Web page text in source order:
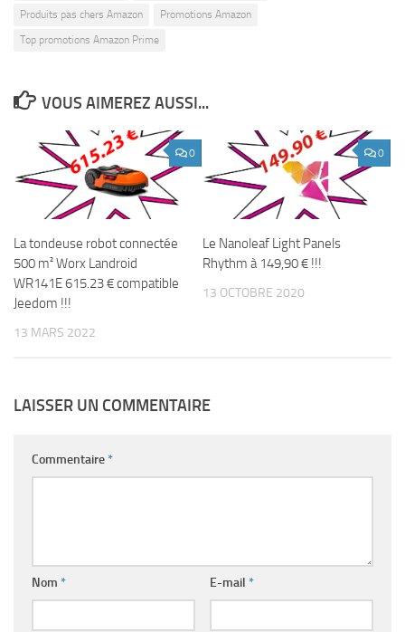
Produits pas chers Amazon
Promotions Amazon
Top promotions Amazon Prime
VOUS AIMEREZ AUSSI...
0
La tondeuse robot connectée
500 m² Worx Landroid
WR141E 615.23 € compatible
Jeedom !!!
13 MARS 2022
0
Le Nanoleaf Light Panels
Rhythm à 149,90 € !!!
13 OCTOBRE 2020
LAISSER UN COMMENTAIRE
Commentaire*
Nom * E-mail *